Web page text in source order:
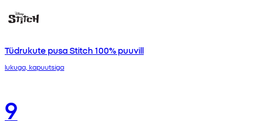
Tüdrukute pusa Stitch 100% puuvill
lukuga, kapuutsiga
9